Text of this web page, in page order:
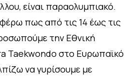
είναι παραολυμπιακό.
πως από τις 14 έως τις
την Εθνική
Taekwondo στο Ευρωπαϊκό
να γυρίσουμε με